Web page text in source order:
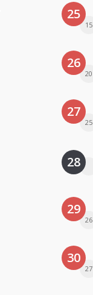
25
15
26
20
27
25
28
29
26
30
27